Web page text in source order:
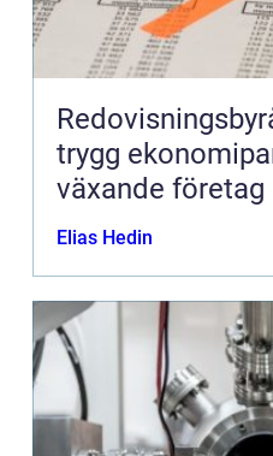
trygg
växande företag
Elias Hedin